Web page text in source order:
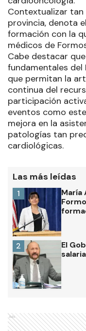
Contextualizar
provincia, denota
formación con la
médicos de
Cabe destacar
fundamentales del
que permitan la
continua del
participación
eventos como
mejora en la
patologías tan
cardiológicas.
Las más leídas
María
1
El
2
Ads